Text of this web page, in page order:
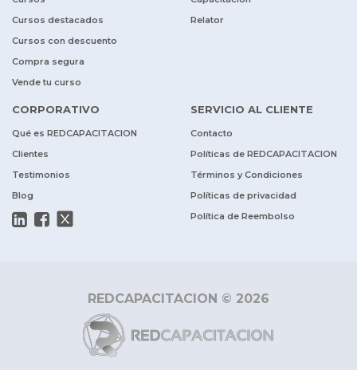
Cursos destacados
Cursos con descuento
Compra segura
Vende tu curso
Relator
CORPORATIVO
Qué es REDCAPACITACION
Clientes
Testimonios
Blog
SERVICIO AL CLIENTE
Contacto
Políticas de REDCAPACITACION
Términos y Condiciones
Políticas de privacidad
Política de Reembolso
REDCAPACITACION © 2026